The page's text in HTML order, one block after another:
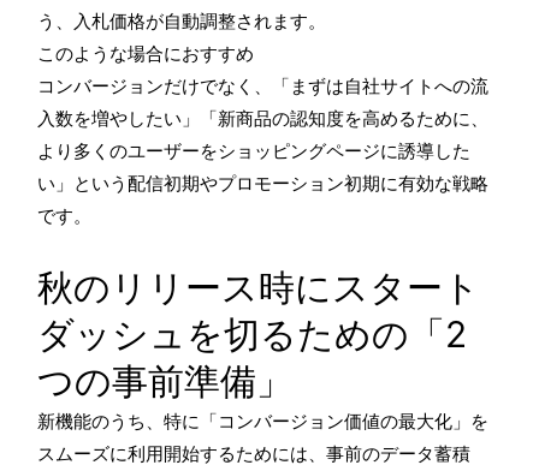
う、入札価格が自動調整されます。
このような場合におすすめ
コンバージョンだけでなく、「まずは自社サイトへの流
入数を増やしたい」「新商品の認知度を高めるために、
より多くのユーザーをショッピングページに誘導した
い」という配信初期やプロモーション初期に有効な戦略
です。
秋のリリース時にスタート
ダッシュを切るための「2
つの事前準備」
新機能のうち、特に「コンバージョン価値の最大化」を
スムーズに利用開始するためには、事前のデータ蓄積